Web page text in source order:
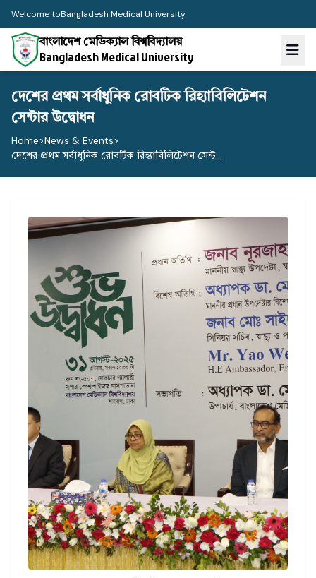
Welcome toBangladesh Medical University
বাংলাদেশ মেডিক্যাল বিশ্ববিদ্যালয়
Bangladesh Medical University
দেশের প্রথম সর্বাধুনিক রোবটিক রিহ্যাবিলিটেশন
সেন্টার উদ্বোধন
Home>News & Events>
দেশের প্রথম সর্বাধুনিক রোবটিক রিহ্যাবিলিটেশন সেন্ট...